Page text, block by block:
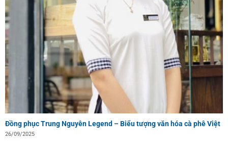
Đồng phục Trung Nguyên Legend – Biểu tượng văn hóa cà phê Việt
26/09/2025